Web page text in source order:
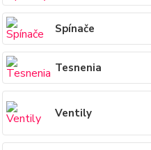
Spínače
Tesnenia
Ventily